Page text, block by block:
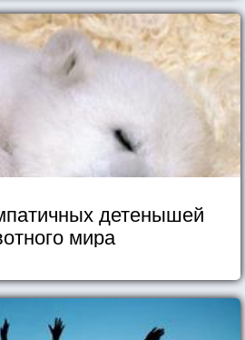
детенышей
мира